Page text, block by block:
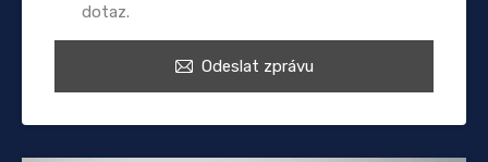
dotaz.
Odeslat zprávu